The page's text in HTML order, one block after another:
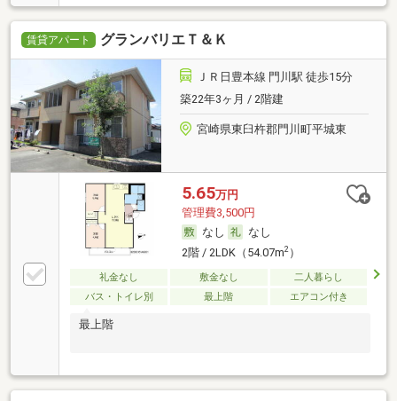
賃貸アパート グランバリエＴ＆Ｋ
ＪＲ日豊本線 門川駅 徒歩15分
築22年3ヶ月 / 2階建
宮崎県東臼杵郡門川町平城東
5.65万円
管理費3,500円
なし
なし
2階 / 2LDK（54.07m2）
礼金なし 敷金なし
二人暮らし
バス・トイレ別
最上階 エアコン付き
最上階